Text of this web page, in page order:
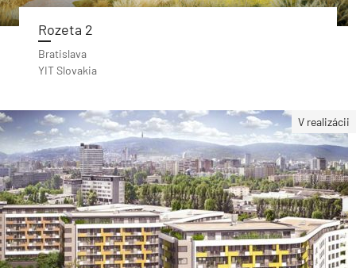
Rozeta 2
Bratislava
YIT Slovakia
V realizácii